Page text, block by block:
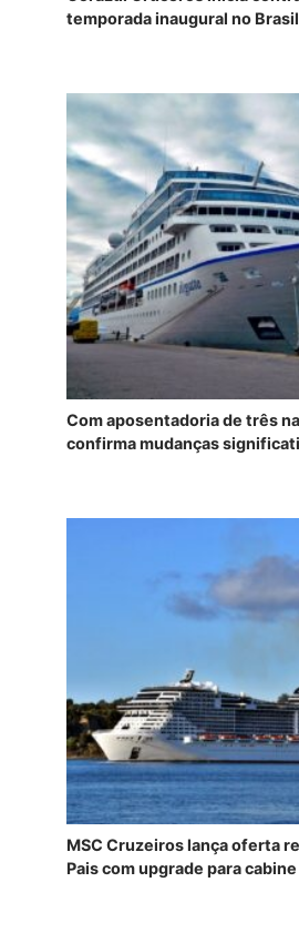
temporada inaugural no
Com aposentadoria de três
confirma mudanças
MSC Cruzeiros lança oferta
Pais com upgrade para